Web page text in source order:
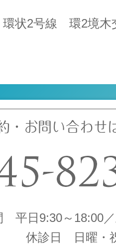
環状2号線 環2境木
・お問い合わせ
平日9:30～18:00
休診日 日曜・